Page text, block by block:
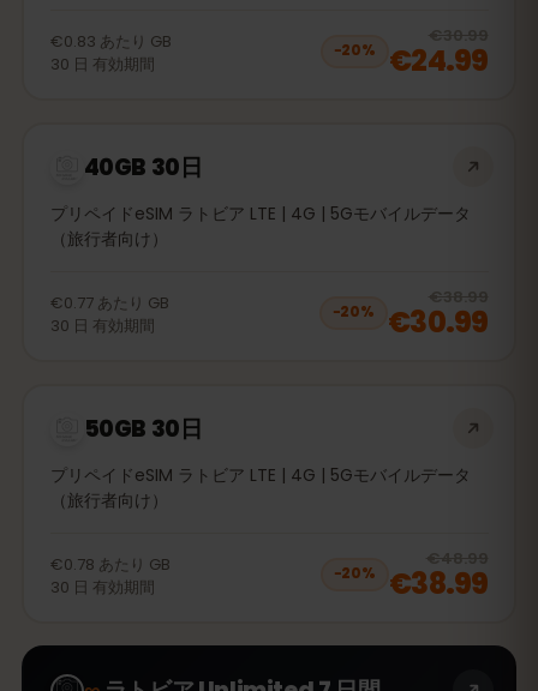
€0.83 あたり GB
30 日 有効期間
−20%
€30.99
€24.99
40GB 30日
プリペイドeSIM ラトビア LTE | 4G | 5Gモバイルデータ
（旅行者向け）
€0.77 あたり GB
30 日 有効期間
−20%
€38.99
€30.99
50GB 30日
プリペイドeSIM ラトビア LTE | 4G | 5Gモバイルデータ
（旅行者向け）
€0.78 あたり GB
30 日 有効期間
−20%
€48.99
€38.99